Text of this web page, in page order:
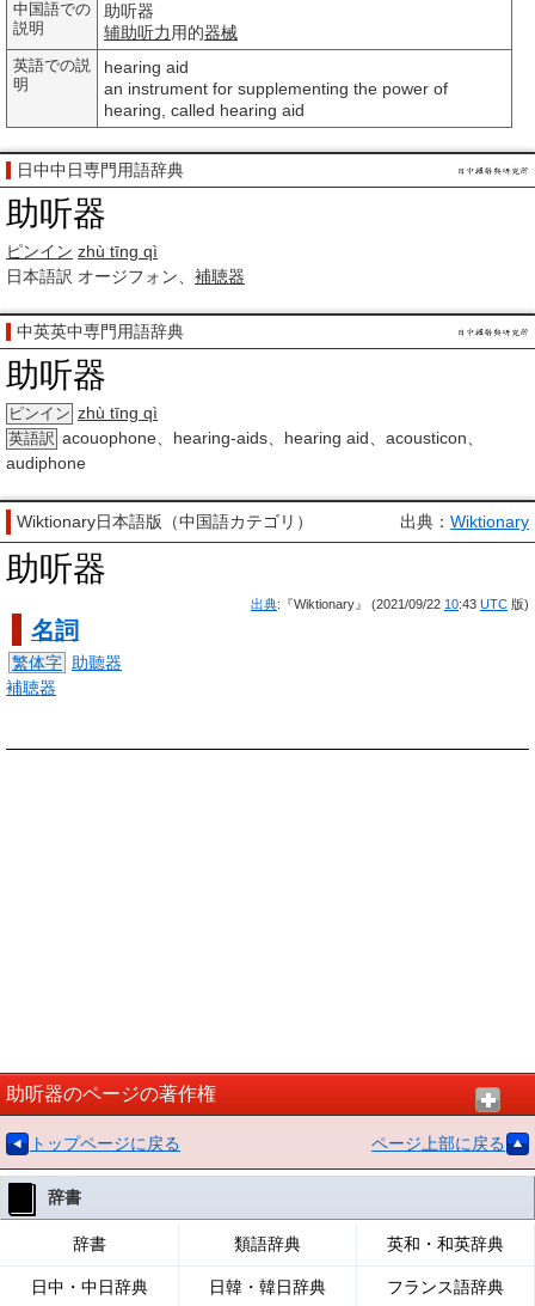
中国語での
説明
助听器
辅助听力 用的器械
英語での説
明
hearing aid
an instrument for supplementing the power of
hearing, called hearing aid
日中中日専門用語辞典
助听器
ピンイン zhù tīng qì
日本語訳 オージフォン、 補聴器
中英英中専門用語辞典
助听器
ピンイン zhù tīng qì
英語訳 acouophone、hearing-aids、hearing aid、acousticon、
audiphone
Wiktionary日本語版（中国語カテゴリ） 出典： Wiktionary
助听器
出典:『Wiktionary』 (2021/09/22 10:43 UTC 版)
名詞
繁体字 助聽器
補聴器
助听器のページの著作権
トップページに戻る ページ上部に戻る
辞書
辞書 類語辞典 英和・和英辞典
日中・中日辞典 日韓・韓日辞典 フランス語辞典